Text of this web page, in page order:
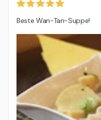
Beste Wan-Tan-Suppe!